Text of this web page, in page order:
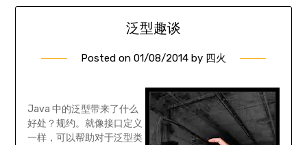
泛型趣谈
Posted on 01/08/2014 by 四火
Java 中的泛型带来了什么
好处？规约。就像接口定义
一样，可以帮助对于泛型类